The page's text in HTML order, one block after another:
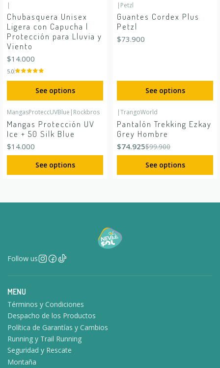
|
Chubasquera Unisex
Ligera con Capucha |
Protección para Lluvia y
Viento
$14.000
5.0
See options
| Petzl
Guantes Cordex Plus
Petzl
$73.900
See options
MangasProteccUVBlue | Rockbros
Mangas Protección UV
Ice + 50 Silk Blue
$14.000
See options
-25%
|TrangoWorld
Pantalón Trekking Ezkay
Grey Hombre
$74.925$99.900
See options
Follow us
MENU
Términos y Condiciones
Despacho de los Productos
Política de Garantías y Cambios
Running y Trail Running
Seguridad y Rescate
Montaña